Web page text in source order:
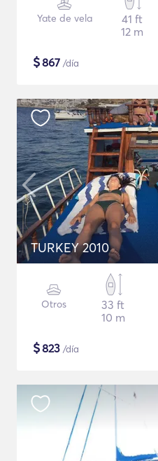
Yate de vela
41 ft
12 m
$867 /día
TURKEY 2010
Otros
33 ft
10 m
$823 /día